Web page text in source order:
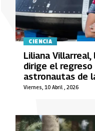
CIENCIA
Viernes, 10 Abril , 2026
Liliana
dirige el
astronautas de